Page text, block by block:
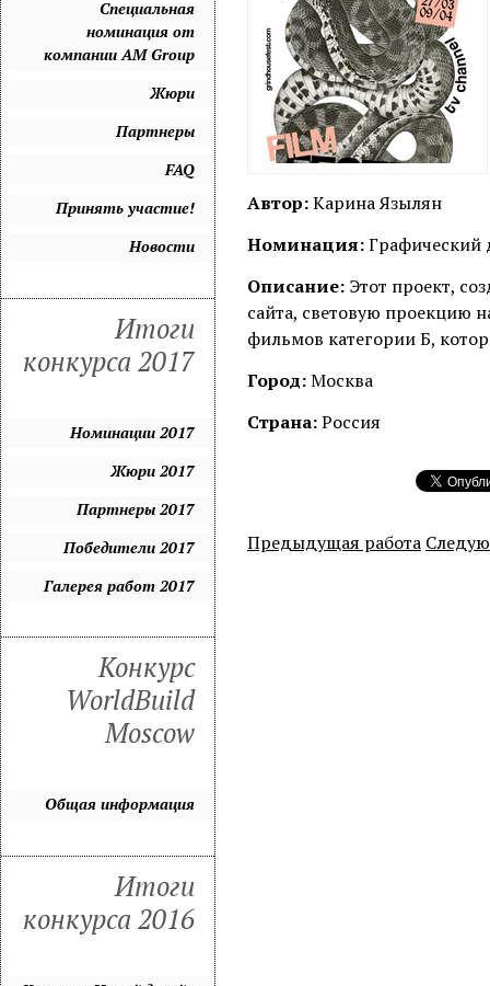
Автор:Карина Язылян
Номинация:Графический
Описание: Этот проект,
сайта, световую проекцию
фильмов категории Б,
Город:Москва
Страна:Россия
Предыдущая работа
Специальная
номинация от
компании AM Group
Жюри
Партнеры
FAQ
Принять участие!
Новости
Итоги
конкурса 2017
Номинации 2017
Жюри 2017
Партнеры 2017
Победители 2017
Галерея работ 2017
Конкурс
WorldBuild
Moscow
Общая информация
Итоги
конкурса 2016